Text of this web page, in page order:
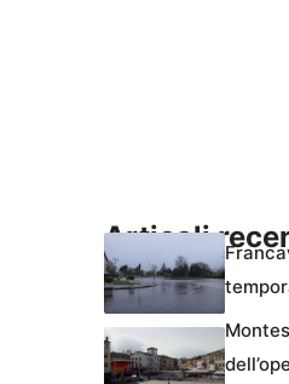
Articoli